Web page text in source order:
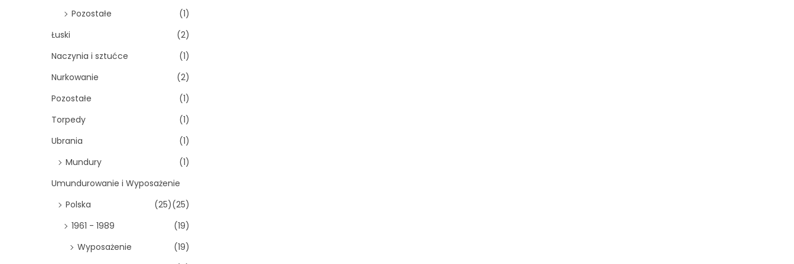
Pozostałe
(1)
Łuski
(2)
Naczynia i sztućce
(1)
Nurkowanie
(2)
Pozostałe
(1)
Torpedy
(1)
Ubrania
(1)
Mundury
(1)
Umundurowanie i Wyposażenie
(25)
Polska
(25)
1961 - 1989
(19)
Wyposażenie
(19)